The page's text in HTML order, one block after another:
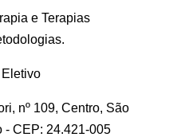
e Terapias
Eletivo
nº 109, Centro, São
- CEP: 24.421-005